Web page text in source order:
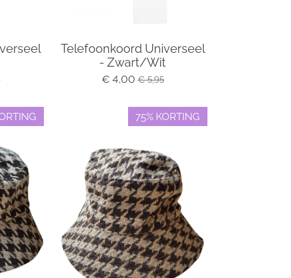
Telefoonkoord Universeel
- Zwart/Wit
€ 4,00 € 5,95
75% KORTING